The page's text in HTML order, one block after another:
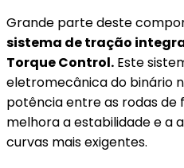
Grande parte deste
sistema de tração
Torque Control. Este
eletromecânica do binário
potência entre as rodas de
melhora a estabilidade e a
curvas mais exigentes.